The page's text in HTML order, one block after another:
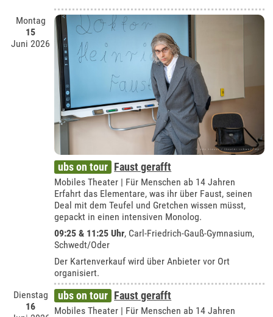
Montag
15
Juni 2026
ubs on tour Faust gerafft
Mobiles Theater | Für Menschen ab 14 Jahren
Erfahrt das Elementare, was ihr über Faust, seinen
Deal mit dem Teufel und Gretchen wissen müsst,
gepackt in einen intensiven Monolog.
09:25 & 11:25 Uhr, Carl-Friedrich-Gauß-Gymnasium,
Schwedt/Oder
Der Kartenverkauf wird über Anbieter vor Ort
organisiert.
Dienstag
16
ubs on tour Faust gerafft
Mobiles Theater | Für Menschen ab 14 Jahren